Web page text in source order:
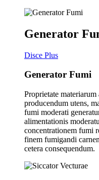
Generator
Disce Plus
Generator Fumi
Proprietate
producendum utens,
fumi moderati
alimentationis
concentrationem fumi
finem fumigandi
cetera consequendum.